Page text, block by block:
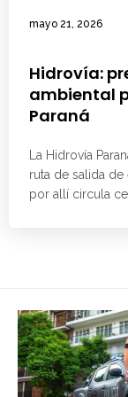
mayo 21, 2026
Hidrovía:
ambiental
Paraná
La Hidrovía
ruta de salida
por allí circula